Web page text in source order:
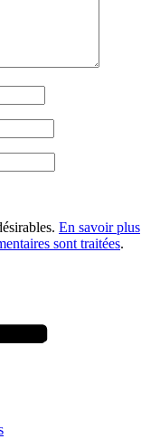
En savoir plus
sont traitées.